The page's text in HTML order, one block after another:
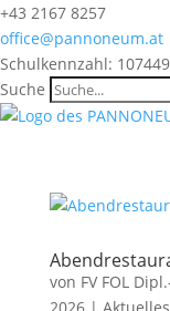
+43 2167 8257
office@pannoneum.at
Schulkennzahl: 107449
Suche
von FV FOL